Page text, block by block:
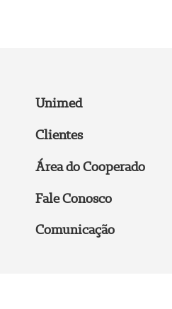
Unimed
Clientes
Área do Cooperado
Fale Conosco
Comunicação